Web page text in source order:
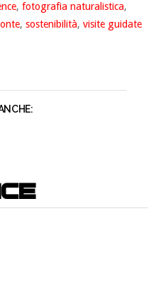
,fotografia naturalistica,
,sostenibilità,visite guidate